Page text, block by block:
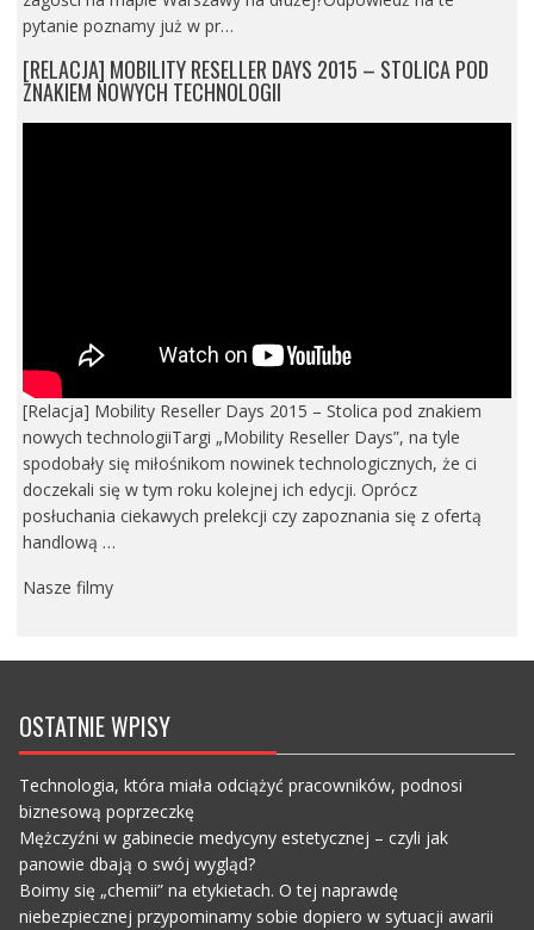
pytanie poznamy już w pr…
[RELACJA] MOBILITY RESELLER DAYS 2015 – STOLICA POD
ZNAKIEM NOWYCH TECHNOLOGII
[Relacja] Mobility Reseller Days 2015 – Stolica pod znakiem
nowych technologiiTargi „Mobility Reseller Days”, na tyle
spodobały się miłośnikom nowinek technologicznych, że ci
doczekali się w tym roku kolejnej ich edycji. Oprócz
posłuchania ciekawych prelekcji czy zapoznania się z ofertą
handlową …
Nasze filmy
OSTATNIE WPISY
Technologia, która miała odciążyć pracowników, podnosi
biznesową poprzeczkę
Mężczyźni w gabinecie medycyny estetycznej – czyli jak
panowie dbają o swój wygląd?
Boimy się „chemii” na etykietach. O tej naprawdę
niebezpiecznej przypominamy sobie dopiero w sytuacji awarii